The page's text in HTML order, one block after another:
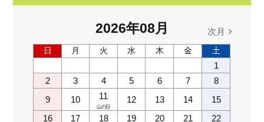
2026年08 月 次月
日 月 火 水 木 金 土
1
2
3 4 5 6 7
8
9
10 11
山の日
12 13 14
15
16
17 18 19 20 21
22